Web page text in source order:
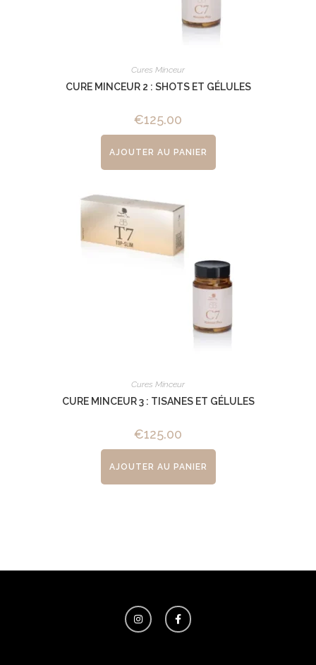
Cures Minceur
CURE MINCEUR 2 : SHOTS ET GÉLULES
€125.00
AJOUTER AU PANIER
Cures Minceur
CURE MINCEUR 3 : TISANES ET GÉLULES
€125.00
AJOUTER AU PANIER